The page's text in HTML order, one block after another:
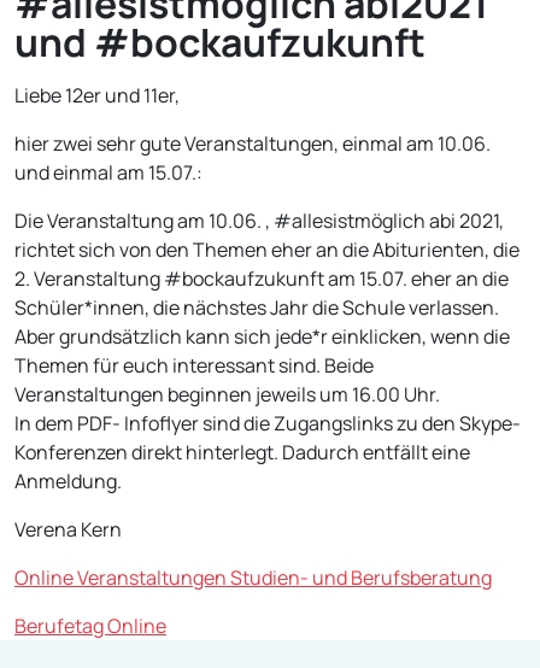
und #bockaufzukunft
Liebe 12er und 11er,
hier zwei sehr gute Veranstaltungen, einmal am 10.06.
und einmal am 15.07.:
Die Veranstaltung am 10.06. , #allesistmöglich abi 2021,
richtet sich von den Themen eher an die Abiturienten, die
2. Veranstaltung #bockaufzukunft am 15.07. eher an die
Schüler*innen, die nächstes Jahr die Schule verlassen.
Aber grundsätzlich kann sich jede*r einklicken, wenn die
Themen für euch interessant sind. Beide
Veranstaltungen beginnen jeweils um 16.00 Uhr.
In dem PDF- Infoflyer sind die Zugangslinks zu den Skype-
Konferenzen direkt hinterlegt. Dadurch entfällt eine
Anmeldung.
Verena Kern
Online Veranstaltungen Studien- und Berufsberatung
Berufetag Online